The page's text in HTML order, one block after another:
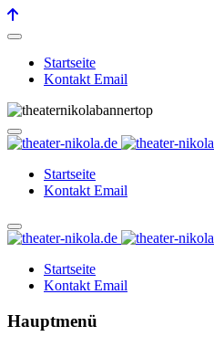
Startseite
Kontakt Email
Startseite
Kontakt Email
Startseite
Kontakt Email
Hauptmenü